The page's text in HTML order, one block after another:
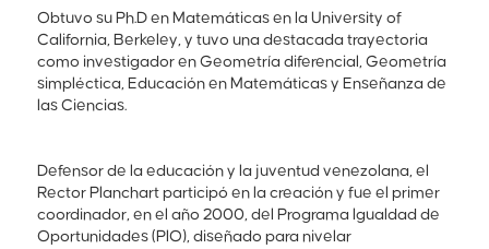
Obtuvo su Ph.D en Matemáticas en la University of
California, Berkeley, y tuvo una destacada trayectoria
como investigador en Geometría diferencial, Geometría
simpléctica, Educación en Matemáticas y Enseñanza de
las Ciencias.
Defensor de la educación y la juventud venezolana, el
Rector Planchart participó en la creación y fue el primer
coordinador, en el año 2000, del Programa Igualdad de
Oportunidades (PIO), diseñado para nivelar